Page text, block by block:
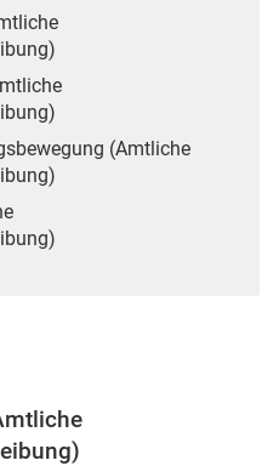
(Amtliche